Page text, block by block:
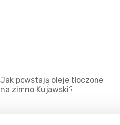
Jak powstają oleje tłoczone
na zimno Kujawski?